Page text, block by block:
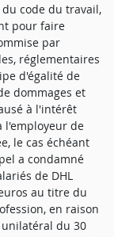
code du travail,
pour faire
par
réglementaires
d'égalité de
dommages et
à l'intérêt
l'employeur de
le cas échéant
a condamné
de DHL
au titre du
en raison
du 30